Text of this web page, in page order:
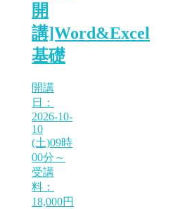
開
講]Word&Excel
基礎
開講
日：
2026-10-
10
(土)09時
00分～
受講
料：
18,000円